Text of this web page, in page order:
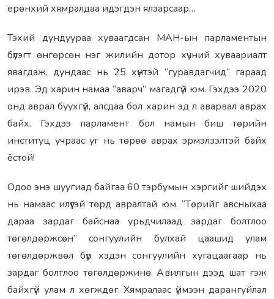
ерөнхий хямралдаа идэгдэн ялзарсаар…
Тэхий дундуураа хуваагдсан МАН-ын парламентын
бүлэгт өнгөрсөн нэг жилийн дотор хүчний хуваариалт
явагдаж, дундаас нь 25 хүнтэй “гуравдагчид” гараад
ирэв. Эд харин намаа “аварч” магадгүй юм. Гэхдээ 2020
онд аврал буухгүй, алсдаа бол харин эд л аварвал аврах
байх. Гэхдээ парламент бол намын биш төрийн
институц учраас уг нь төрөө аврах эрмэлзэлтэй байх
ёстой!
Одоо энэ шуугиад байгаа 60 тэрбумын хэргийг шийдэх
нь намаас илүүтэй төрд авралтай юм. “Төрийг авсныхаа
дараа зардаг байснаа урьдчилаад зардаг болтлоо
төгөлдөржсөн” сонгуулийн булхай цаашид улам
төгөлдөржвөл бүр хэдэн сонгуулийн хугацаагаар нь
зардаг болтлоо төгөлдөржинө. Авилгын дээд шат гэж
байхгүй улам л хөгждөг. Хямралаас үймээн дарангуйлал